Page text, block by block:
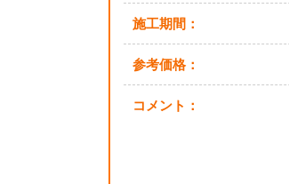
施工期間：
参考価格：
コメント：